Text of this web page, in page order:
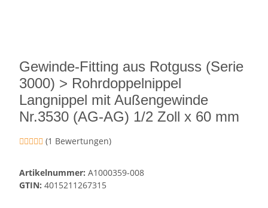
Gewinde-Fitting aus Rotguss (Serie
3000) > Rohrdoppelnippel
Langnippel mit Außengewinde
Nr.3530 (AG-AG) 1/2 Zoll x 60 mm
(1 Bewertungen)
Artikelnummer: A1000359-008
GTIN: 4015211267315